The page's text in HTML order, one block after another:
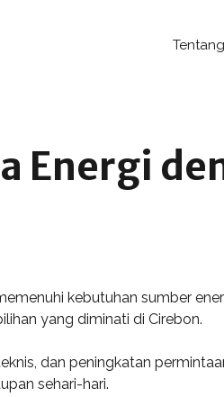
kebutuhan sumber
yang diminati di Cirebon.
dan peningkatan
sehari-hari.